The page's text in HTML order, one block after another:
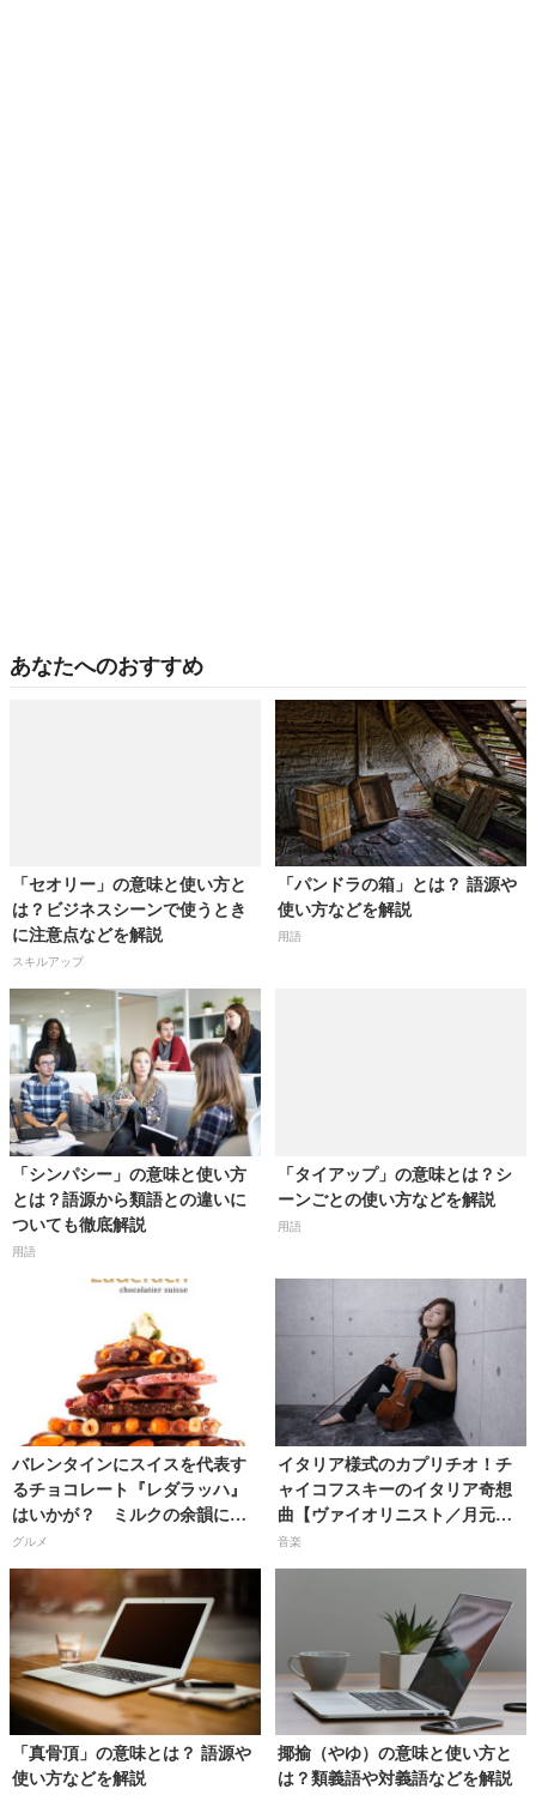
あなたへのおすすめ
「セオリー」の意味と使い方と
は？ビジネスシーンで使うとき
に注意点などを解説
スキルアップ
「パンドラの箱」とは？ 語源や
使い方などを解説
用語
「シンパシー」の意味と使い方
とは？語源から類語との違いに
ついても徹底解説
用語
「タイアップ」の意味とは？シ
ーンごとの使い方などを解説
用語
バレンタインにスイスを代表す
るチョコレート『レダラッハ』
はいかが？ ミルクの余韻に浸
る『フレッシュ チョコレー
ト』！
グルメ
イタリア様式のカプリチオ！チ
ャイコフスキーのイタリア奇想
曲【ヴァイオリニスト／月元ハ
ルカさん】
音楽
「真骨頂」の意味とは？ 語源や
使い方などを解説
揶揄（やゆ）の意味と使い方と
は？類義語や対義語などを解説